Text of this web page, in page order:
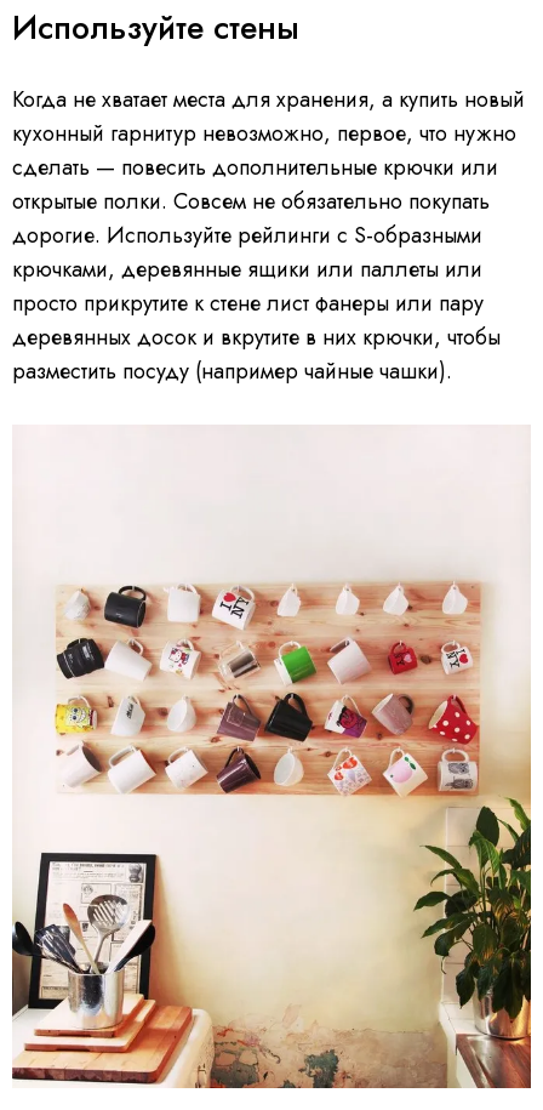
Используйте стены
Когда не хватает места для хранения, а купить новый
кухонный гарнитур невозможно, первое, что нужно
сделать — повесить дополнительные крючки или
открытые полки. Совсем не обязательно покупать
дорогие. Используйте рейлинги с S-образными
крючками, деревянные ящики или паллеты или
просто прикрутите к стене лист фанеры или пару
деревянных досок и вкрутите в них крючки, чтобы
разместить посуду (например чайные чашки).